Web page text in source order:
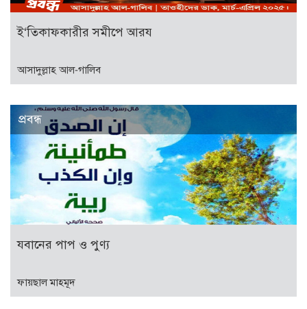
ই‘তিকাফকারীর সমীপে আরয
আসাদুল্লাহ আল-গালিব
প্রবন্ধ
যবানের পাপ ও পুণ্য
ফায়ছাল মাহমূদ